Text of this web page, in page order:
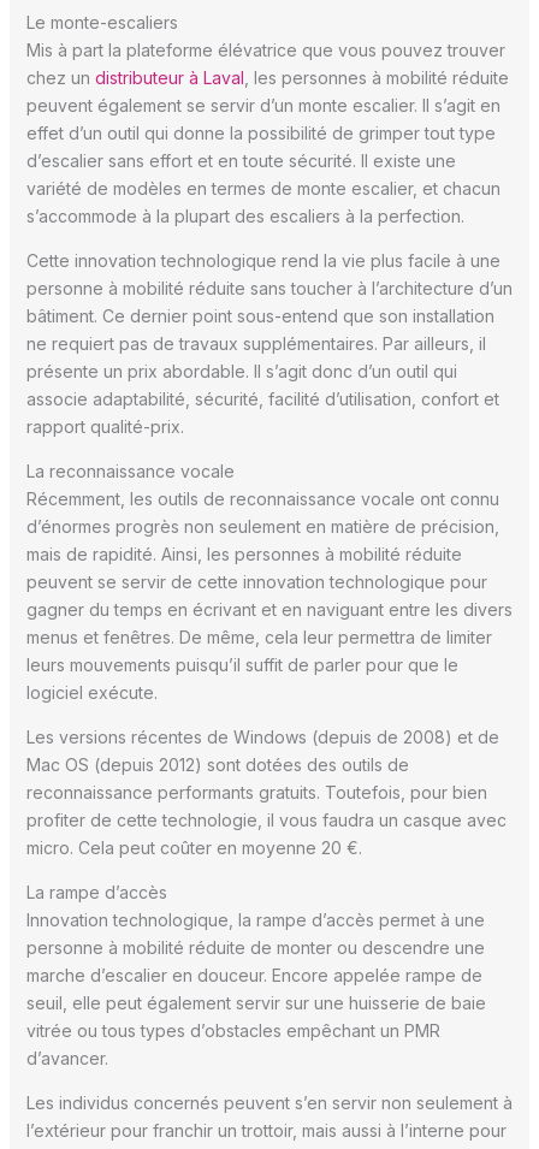
Le monte-escaliers
Mis à part la plateforme élévatrice que vous pouvez trouver
chez un distributeur à Laval , les personnes à mobilité réduite
peuvent également se servir d’un monte escalier. Il s’agit en
effet d’un outil qui donne la possibilité de grimper tout type
d’escalier sans effort et en toute sécurité. Il existe une
variété de modèles en termes de monte escalier, et chacun
s’accommode à la plupart des escaliers à la perfection.
Cette innovation technologique rend la vie plus facile à une
personne à mobilité réduite sans toucher à l’architecture d’un
bâtiment. Ce dernier point sous-entend que son installation
ne requiert pas de travaux supplémentaires. Par ailleurs, il
présente un prix abordable. Il s’agit donc d’un outil qui
associe adaptabilité, sécurité, facilité d’utilisation, confort et
rapport qualité-prix.
La reconnaissance vocale
Récemment, les outils de reconnaissance vocale ont connu
d’énormes progrès non seulement en matière de précision,
mais de rapidité. Ainsi, les personnes à mobilité réduite
peuvent se servir de cette innovation technologique pour
gagner du temps en écrivant et en naviguant entre les divers
menus et fenêtres. De même, cela leur permettra de limiter
leurs mouvements puisqu’il suffit de parler pour que le
logiciel exécute.
Les versions récentes de Windows (depuis de 2008) et de
Mac OS (depuis 2012) sont dotées des outils de
reconnaissance performants gratuits. Toutefois, pour bien
profiter de cette technologie, il vous faudra un casque avec
micro. Cela peut coûter en moyenne 20 €.
La rampe d’accès
Innovation technologique, la rampe d’accès permet à une
personne à mobilité réduite de monter ou descendre une
marche d’escalier en douceur. Encore appelée rampe de
seuil, elle peut également servir sur une huisserie de baie
vitrée ou tous types d’obstacles empêchant un PMR
d’avancer.
Les individus concernés peuvent s’en servir non seulement à
l’extérieur pour franchir un trottoir, mais aussi à l’interne pour